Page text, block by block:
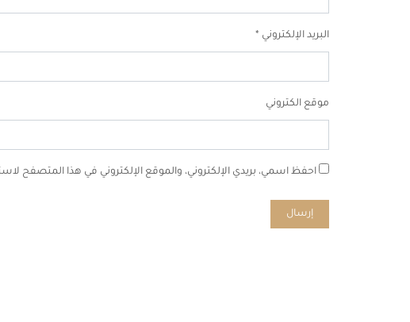
البريد الإلكتروني *
موقع الكتروني
احفظ اسمي، بريدي الإلكتروني، والموقع الإلكتروني في هذا المتصفح